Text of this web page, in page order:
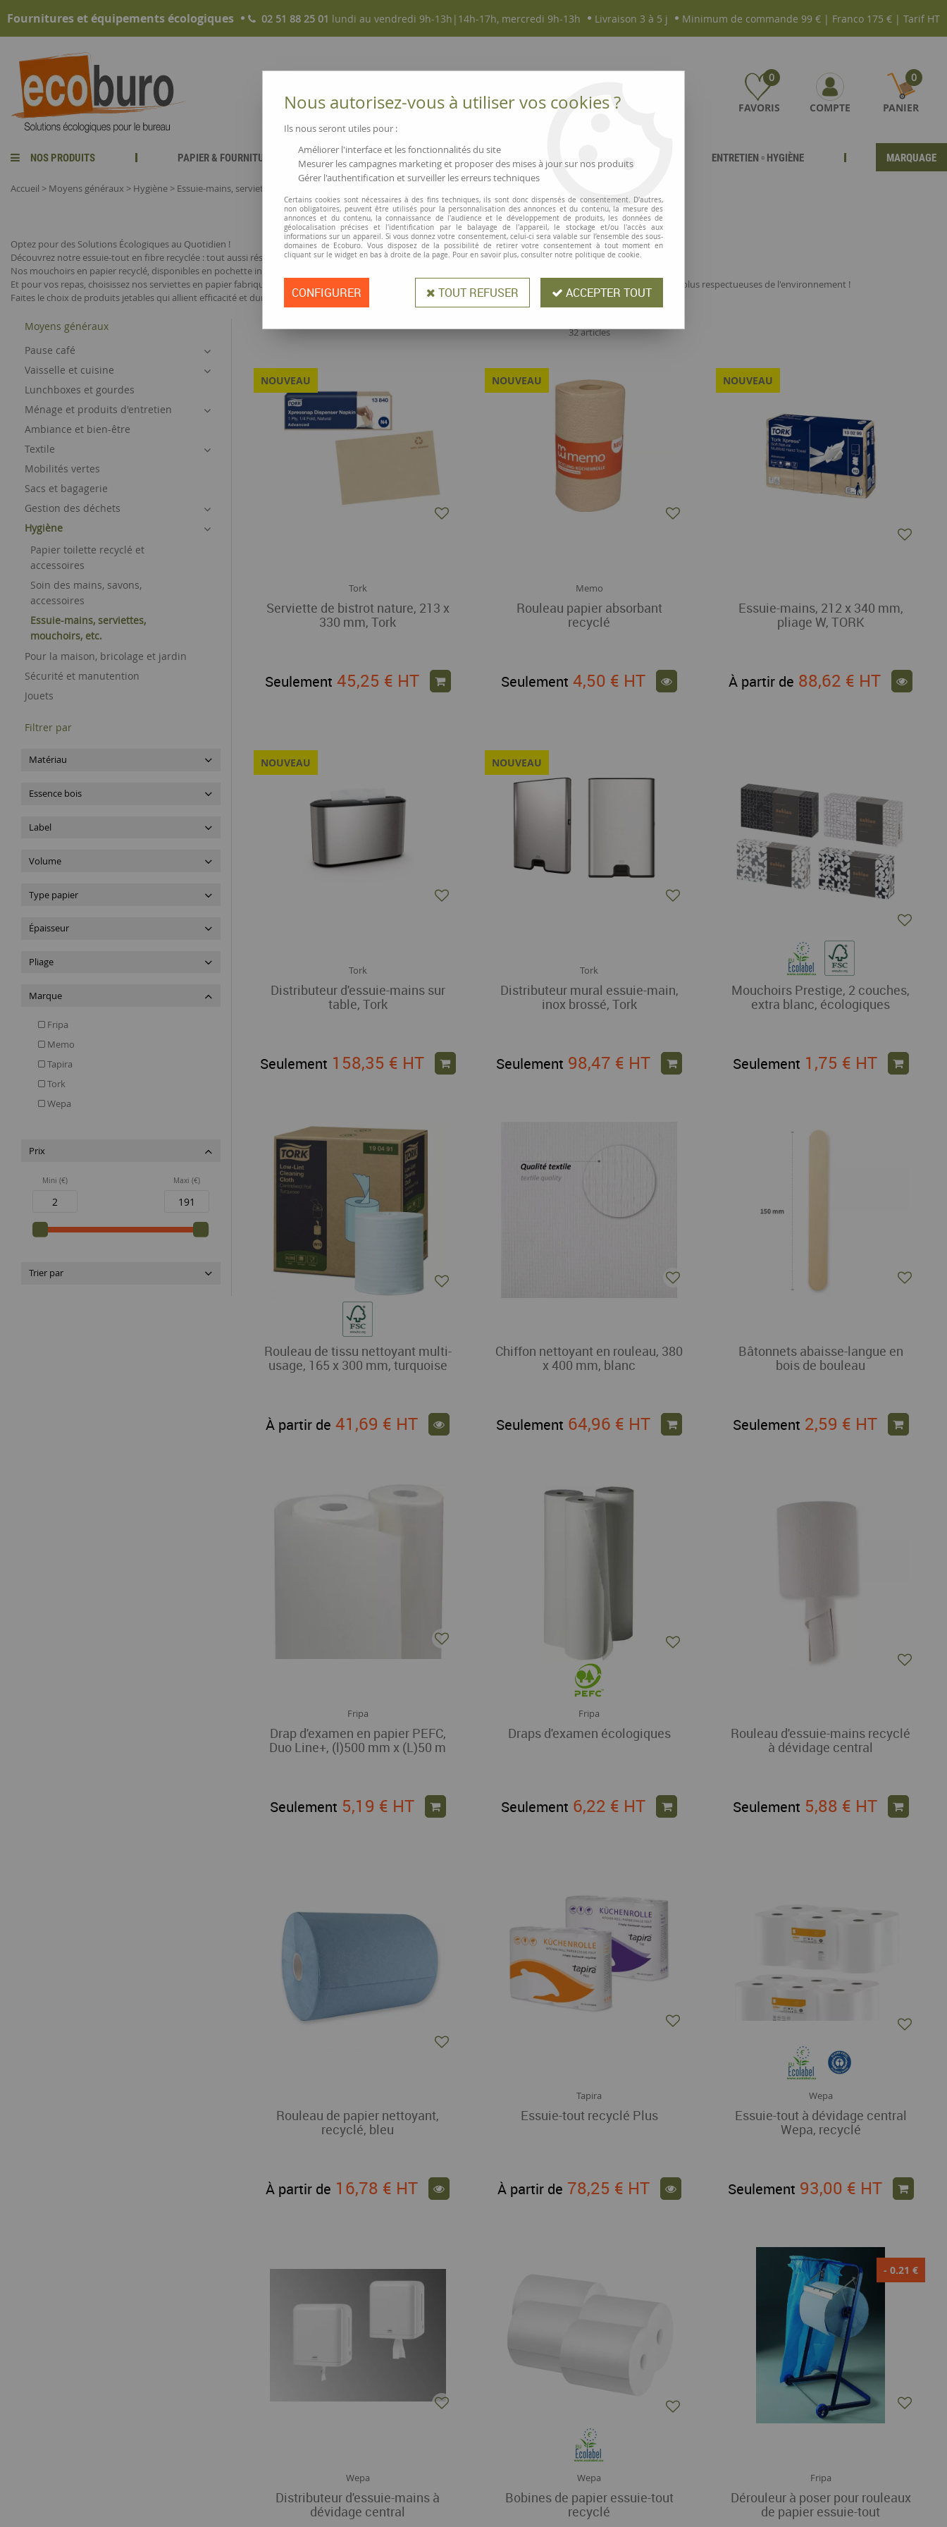
Fournitures et équipements écologiques 02 51 88 25 01 lundi au vendredi 9h-13h|14h-17h, mercredi 9h-13h Livraison 3 à 5 j Minimum de commande 99 € | Franco 175 € | Tarif HT
0
FAVORIS COMPTE
0
PANIER
NOS PRODUITS PAPIER & FOURNITURES NOUVEAUTÉS MAGASINS ▫ COMMERCES ENTRETIEN ▫ HYGIÈNE MARQUAGE
Accueil > Moyens généraux > Hygiène > Essuie-mains, serviettes, mouchoirs, etc.
ESSUIE-MAINS, SERVIETTES, MOUCHOIRS, ETC.
Optez pour des Solutions Écologiques au Quotidien !
Découvrez notre essuie-tout en fibre recyclée : tout aussi résistant et absorbant qu’un essuie-tout classique, mais avec une empreinte écologique réduite !
Nos mouchoirs en papier recyclé, disponibles en pochette individuelle, en paquet ou en boîte, vous permettent de vous moucher de manière écologique.
Et pour vos repas, choisissez nos serviettes en papier fabriquées à partir de fibres recyclées. En tant qu'article jetable par excellence, elles ont tout à gagner à être plus respectueuses de l'environnement !
Faites le choix de produits jetables qui allient efficacité et durabilité !
Moyens généraux
Pause café
Vaisselle et cuisine
Lunchboxes et gourdes
Ménage et produits d'entretien
Ambiance et bien-être
Textile
Mobilités vertes
Sacs et bagagerie
Gestion des déchets
Hygiène
Papier toilette recyclé et
accessoires
Soin des mains, savons,
accessoires
Essuie-mains, serviettes,
mouchoirs, etc.
Pour la maison, bricolage et jardin
Sécurité et manutention
Jouets
Filtrer par
Matériau
Essence bois
Label
Volume
Type papier
Épaisseur
Pliage
Marque
Fripa
Memo
Tapira
Tork
Wepa
Prix
Mini (€) Maxi (€)
Trier par
32 articles
NOUVEAU
Tork
Serviette de bistrot nature, 213 x
330 mm, Tork
Seulement 45,25 € HT
NOUVEAU
Memo
Rouleau papier absorbant
recyclé
Seulement 4,50 € HT
NOUVEAU
Essuie-mains, 212 x 340 mm,
pliage W, TORK
À partir de 88,62 € HT
NOUVEAU
Tork
Distributeur d'essuie-mains sur
table, Tork
Seulement 158,35 € HT
NOUVEAU
Tork
Distributeur mural essuie-main,
inox brossé, Tork
Seulement 98,47 € HT
Mouchoirs Prestige, 2 couches,
extra blanc, écologiques
Seulement 1,75 € HT
Rouleau de tissu nettoyant multi-
usage, 165 x 300 mm, turquoise
À partir de 41,69 € HT
Chiffon nettoyant en rouleau, 380
x 400 mm, blanc
Seulement 64,96 € HT
Bâtonnets abaisse-langue en
bois de bouleau
Seulement 2,59 € HT
Fripa
Drap d'examen en papier PEFC,
Duo Line+, (l)500 mm x (L)50 m
Seulement 5,19 € HT
Fripa
Draps d'examen écologiques
Seulement 6,22 € HT
Rouleau d'essuie-mains recyclé
à dévidage central
Seulement 5,88 € HT
Rouleau de papier nettoyant,
recyclé, bleu
À partir de 16,78 € HT
Tapira
Essuie-tout recyclé Plus
À partir de 78,25 € HT
Wepa
Essuie-tout à dévidage central
Wepa, recyclé
Seulement 93,00 € HT
Wepa
Distributeur d'essuie-mains à
dévidage central
Wepa
Bobines de papier essuie-tout
recyclé
- 0.21 €
Fripa
Dérouleur à poser pour rouleaux
de papier essuie-tout
Nous autorisez-vous à utiliser vos cookies ?
Ils nous seront utiles pour :
Améliorer l'interface et les fonctionnalités du site
Mesurer les campagnes marketing et proposer des mises à jour sur nos produits
Gérer l'authentification et surveiller les erreurs techniques
Certains cookies sont nécessaires à des fins techniques, ils sont donc dispensés de consentement. D'autres,
non obligatoires, peuvent être utilisés pour la personnalisation des annonces et du contenu, la mesure des
annonces et du contenu, la connaissance de l'audience et le développement de produits, les données de
géolocalisation précises et l'identification par le balayage de l'appareil, le stockage et/ou l'accès aux
informations sur un appareil. Si vous donnez votre consentement, celui-ci sera valable sur l’ensemble des sous-
domaines de Ecoburo. Vous disposez de la possibilité de retirer votre consentement à tout moment en
cliquant sur le widget en bas à droite de la page. Pour en savoir plus, consulter notre politique de cookie.
CONFIGURER TOUT REFUSER ACCEPTER TOUT